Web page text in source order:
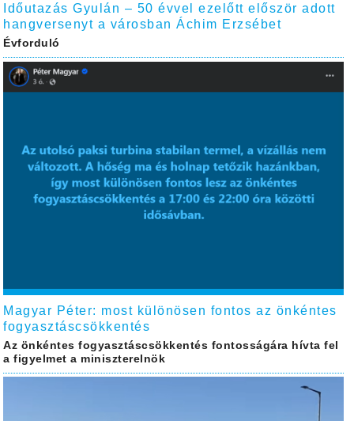
Időutazás Gyulán – 50 évvel ezelőtt először adott
hangversenyt a városban Áchim Erzsébet
Évforduló
Magyar Péter: most különösen fontos az önkéntes
fogyasztáscsökkentés
Az önkéntes fogyasztáscsökkentés fontosságára hívta fel
a figyelmet a miniszterelnök